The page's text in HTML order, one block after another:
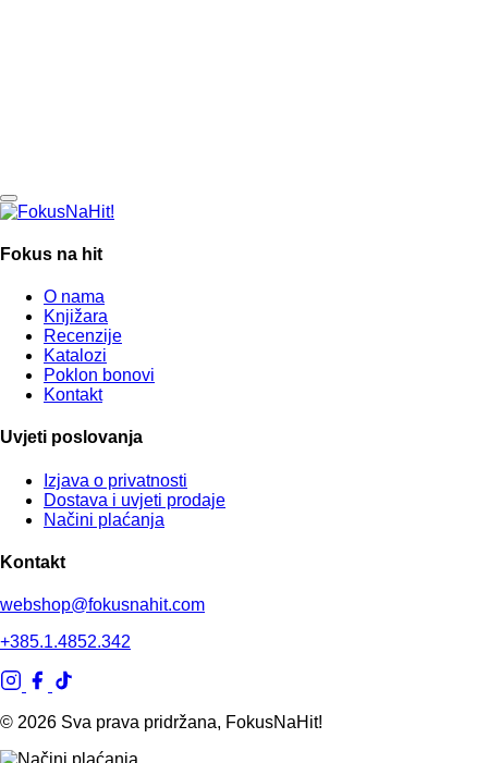
Fokus na hit
O nama
Knjižara
Recenzije
Katalozi
Poklon bonovi
Kontakt
Uvjeti poslovanja
Izjava o privatnosti
Dostava i uvjeti prodaje
Načini plaćanja
Kontakt
webshop@fokusnahit.com
+385.1.4852.342
© 2026 Sva prava pridržana, FokusNaHit!